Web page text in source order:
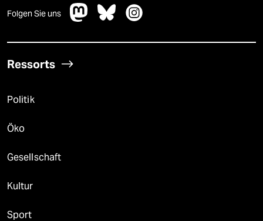
Folgen Sie uns
Ressorts
Politik
Öko
Gesellschaft
Kultur
Sport